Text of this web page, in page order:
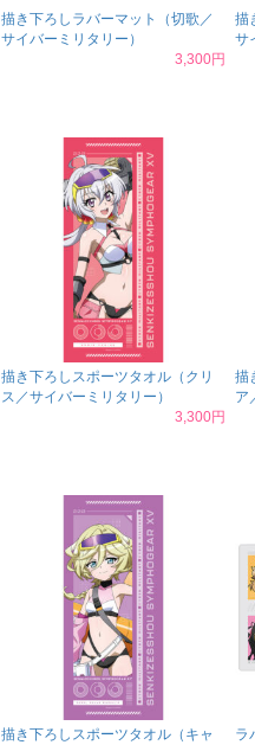
描き下ろしラバーマット（切歌／
サイバーミリタリー）
3,300円
描
サ
描き下ろしスポーツタオル（クリ
ス／サイバーミリタリー）
3,300円
描
ア
描き下ろしスポーツタオル（キャ
ラ